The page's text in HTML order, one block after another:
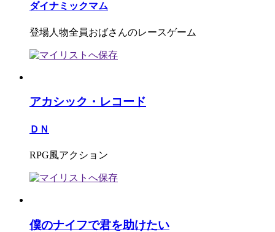
ダイナミックマム
登場人物全員おばさんのレースゲーム
アカシック・レコード
ＤＮ
RPG風アクション
僕のナイフで君を助けたい